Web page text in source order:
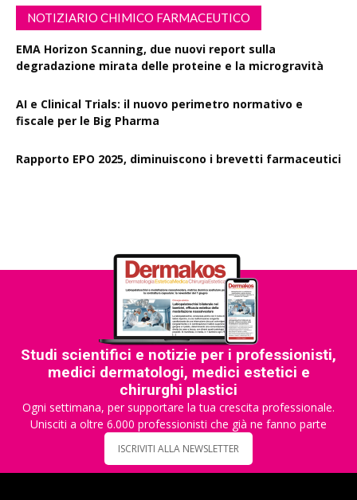
NOTIZIARIO CHIMICO FARMACEUTICO
EMA Horizon Scanning, due nuovi report sulla
degradazione mirata delle proteine e la microgravità
AI e Clinical Trials: il nuovo perimetro normativo e
fiscale per le Big Pharma
Rapporto EPO 2025, diminuiscono i brevetti farmaceutici
Studi scientifici e notizie per i professionisti,
medici dermatologi, medici estetici e
chirurghi plastici
Ogni settimana, per supportare la tua crescita professionale.
Unisciti a oltre 6.000 professionisti che già ne fanno parte
ISCRIVITI ALLA NEWSLETTER